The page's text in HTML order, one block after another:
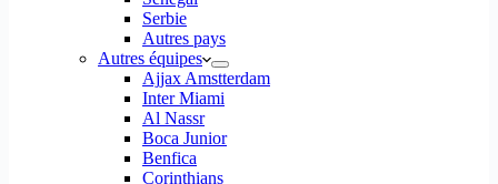
Serbie
Autres pays
Autres équipes
Ajjax Amstterdam
Inter Miami
Al Nassr
Boca Junior
Benfica
Corinthians